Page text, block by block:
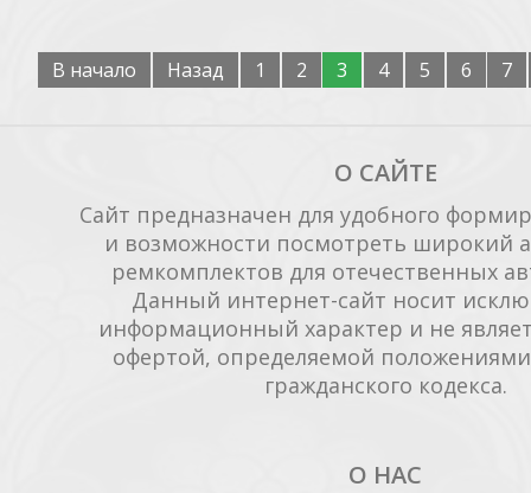
В начало Назад 1 2 3 4 5 6 7
О САЙТЕ
Сайт предназначен для удобного
и возможности посмотреть широкий
ремкомплектов для отечественных
Данный интернет-сайт носит
информационный характер и не
офертой, определяемой положениями
гражданского кодекса.
О НАС